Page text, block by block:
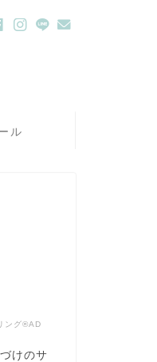
ル
ング®AD
けのサ